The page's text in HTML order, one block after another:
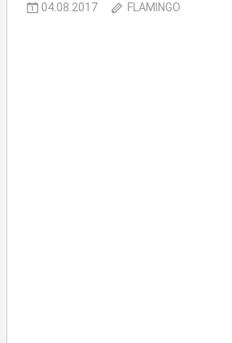
04.08.2017 FLAMINGO